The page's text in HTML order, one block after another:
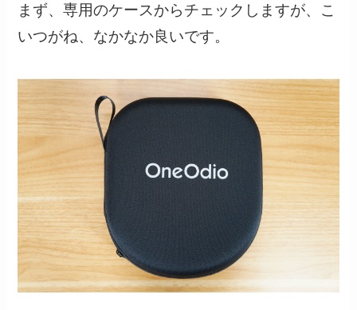
まず、専用のケースからチェックしますが、こ
いつがね、なかなか良いです。